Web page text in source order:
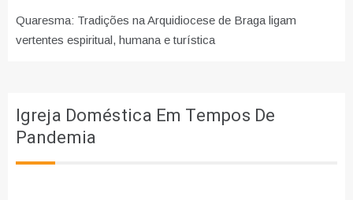
Quaresma: Tradições na Arquidiocese de Braga ligam
vertentes espiritual, humana e turística
Igreja Doméstica Em Tempos De
Pandemia